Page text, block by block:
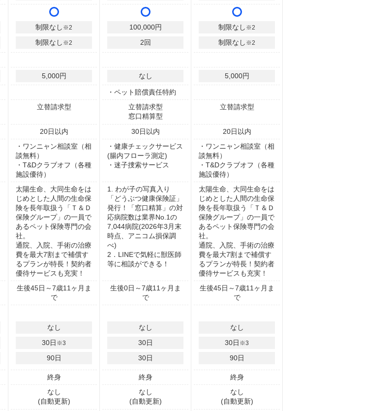
制限なし ※2
制限なし ※2
5,000円
立替請求型
20日以内
・ワンニャン相談室（相
談無料）
・T&Dクラブオフ（各種
施設優待）
太陽生命、大同生命をは
じめとした人間の生命保
険を長年取扱う「Ｔ＆Ｄ
保険グループ」の一員で
あるペット保険専門の会
社。
通院、入院、手術の治療
費を最大7割まで補償す
るプランが特長！契約者
優待サービスも充実！
生後45日～7歳11ヶ月ま
で
なし
30日 ※3
90日
終身
なし
(自動更新)
100,000円
2回
なし
・ペット賠償責任特約
立替請求型
窓口精算型
30日以内
・健康チェックサービス
(腸内フローラ測定)
・迷子捜索サービス
1. わが子の写真入り
「どうぶつ健康保険証」
発行！「窓口精算」の対
応病院数は業界No.1の
7,044病院(2026年3月末
時点、アニコム損保調
べ)
2．LINEで気軽に獣医師
等に相談ができる！
生後0日～7歳11ヶ月ま
で
なし
30日
30日
終身
なし
(自動更新)
制限なし ※2
制限なし ※2
5,000円
立替請求型
20日以内
・ワンニャン相談室（相
談無料）
・T&Dクラブオフ（各種
施設優待）
太陽生命、大同生命をは
じめとした人間の生命保
険を長年取扱う「Ｔ＆Ｄ
保険グループ」の一員で
あるペット保険専門の会
社。
通院、入院、手術の治療
費を最大7割まで補償す
るプランが特長！契約者
優待サービスも充実！
生後45日～7歳11ヶ月ま
で
なし
30日 ※3
90日
終身
なし
(自動更新)